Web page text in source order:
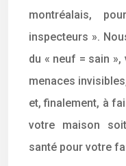
montréalais,
inspecteurs ».
du « neuf = sain
menaces
et, finalement, à
votre maison
santé pour votre